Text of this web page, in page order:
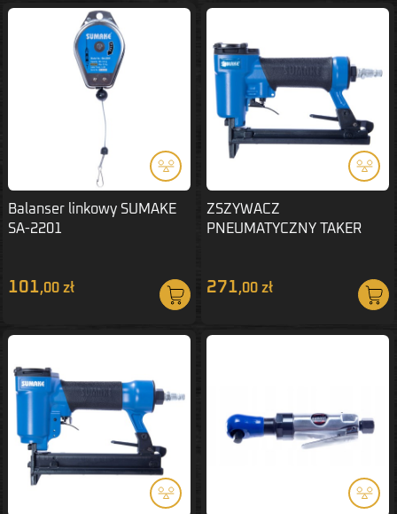
Balanser linkowy SUMAKE
SA-2201
101,00 zł
ZSZYWACZ
PNEUMATYCZNY TAKER
271,00 zł